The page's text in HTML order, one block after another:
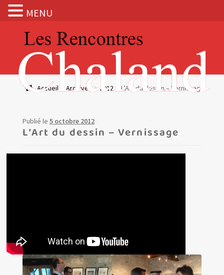
navigation
contenu
Actualités
BOUTIQUE
Les Rencontres Chaland
LUDIBD
Accueil Archives 2012 L’Art du dessin – Vernissage
Publié le 5 octobre 2012
L’Art du dessin – Vernissage
MENU